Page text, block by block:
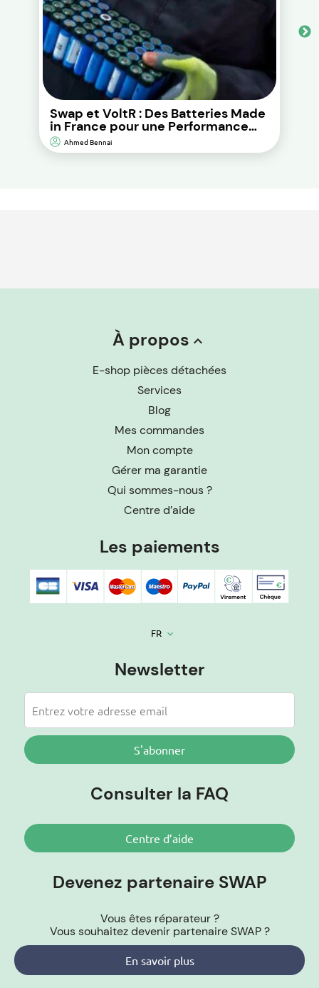
Swap et VoltR : Des Batteries Made
in France pour une Performance
Durable et d’Impact
Environnemental Réduit.
Ahmed Bennai
À propos keyboard_arrow_up
E-shop pièces détachées
Services
Blog
Mes commandes
Mon compte
Gérer ma garantie
Qui sommes-nous ?
Centre d’aide
Les paiements
FR keyboard_arrow_down
Newsletter
S'abonner
Consulter la FAQ
Centre d’aide
Devenez partenaire SWAP
Vous êtes réparateur ?
Vous souhaitez devenir partenaire SWAP ?
En savoir plus